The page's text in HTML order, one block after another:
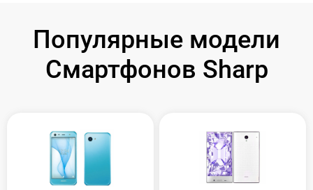
Популярные модели
Смартфонов Sharp